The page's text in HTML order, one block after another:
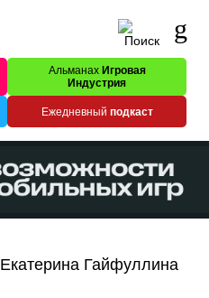
Альманах Игровая
Индустрия
Ежедневный подкаст
Екатерина Гайфуллина